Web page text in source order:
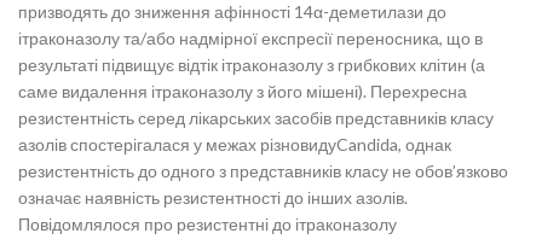
призводять до зниження афінності 14α-деметилази до
ітраконазолу та/або надмірної експресії переносника, що в
результаті підвищує відтік ітраконазолу з грибкових клітин (а
саме видалення ітраконазолу з його мішені). Перехресна
резистентність серед лікарських засобів представників класу
азолів спостерігалася у межах різновидуCandida, однак
резистентність до одного з представників класу не обов’язково
означає наявність резистентності до інших азолів.
Повідомлялося про резистентні до ітраконазолу